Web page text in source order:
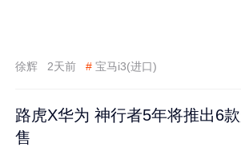
徐辉 2天前 # 宝马i3(进口)
路虎X华为 神行者5年将推出6
售